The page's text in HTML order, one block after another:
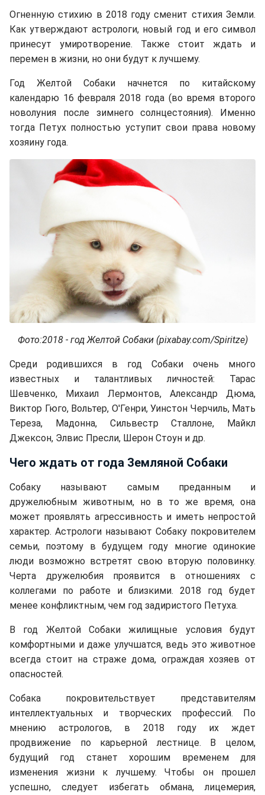
Огненную стихию в 2018 году сменит стихия Земли.
Как утверждают астрологи, новый год и его символ
принесут умиротворение. Также стоит ждать и
перемен в жизни, но они будут к лучшему.
Год Желтой Собаки начнется по китайскому
календарю 16 февраля 2018 года (во время второго
новолуния после зимнего солнцестояния). Именно
тогда Петух полностью уступит свои права новому
хозяину года.
Фото:2018 - год Желтой Собаки (pixabay.com/Spiritze)
Среди родившихся в год Собаки очень много
известных и талантливых личностей: Тарас
Шевченко, Михаил Лермонтов, Александр Дюма,
Виктор Гюго, Вольтер, О'Генри, Уинстон Черчиль, Мать
Тереза, Мадонна, Сильвестр Сталлоне, Майкл
Джексон, Элвис Пресли, Шерон Стоун и др.
Чего ждать от года Земляной Собаки
Cобаку называют самым преданным и
дружелюбным животным, но в то же время, она
может проявлять агрессивность и иметь непростой
характер. Астрологи называют Собаку покровителем
семьи, поэтому в будущем году многие одинокие
люди возможно встретят свою вторую половинку.
Черта дружелюбия проявится в отношениях с
коллегами по работе и близкими. 2018 год будет
менее конфликтным, чем год задиристого Петуха.
В год Желтой Собаки жилищные условия будут
комфортными и даже улучшатся, ведь это животное
всегда стоит на страже дома, ограждая хозяев от
опасностей.
Собака покровительствует представителям
интеллектуальных и творческих профессий. По
мнению астрологов, в 2018 году их ждет
продвижение по карьерной лестнице. В целом,
будущий год станет хорошим временем для
изменения жизни к лучшему. Чтобы он прошел
успешно, следует избегать обмана, лицемерия,